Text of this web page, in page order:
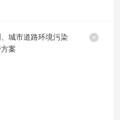
城市道路环境污染
案